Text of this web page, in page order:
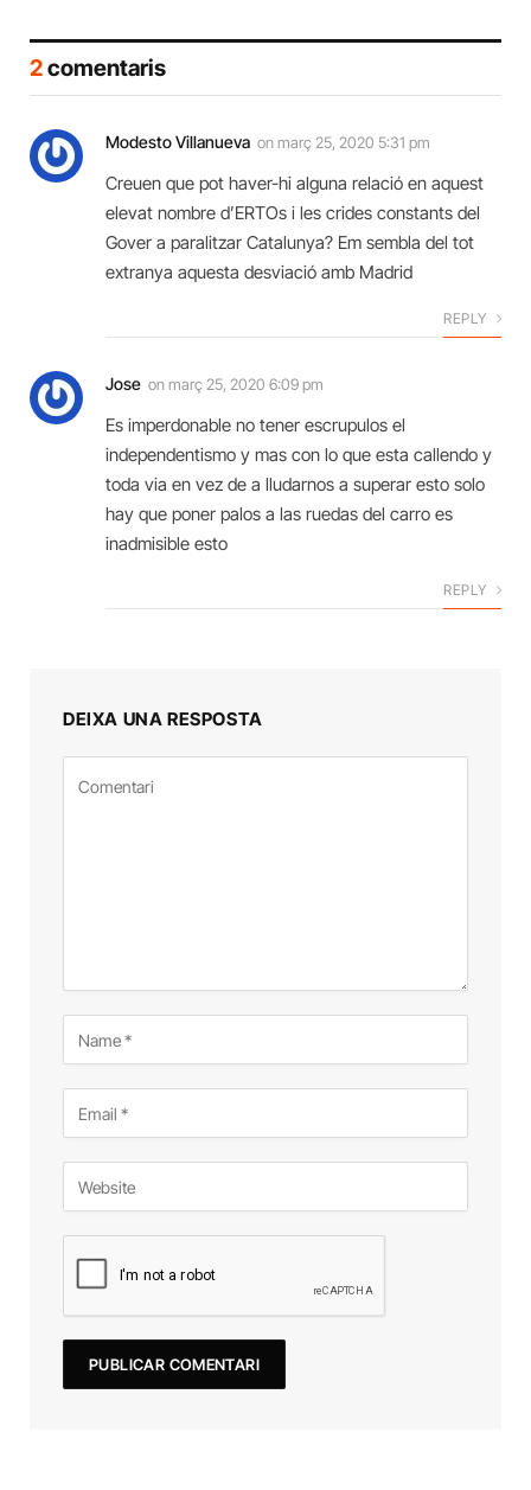
2comentaris
Modesto Villanueva onmarç 25, 2020 5:31 pm
Creuen que pot haver-hi alguna relació en aquest
elevat nombre d’ERTOs i les crides constants del
Gover a paralitzar Catalunya? Em sembla del tot
extranya aquesta desviació amb Madrid
REPLY
Jose onmarç 25, 2020 6:09 pm
Es imperdonable no tener escrupulos el
independentismo y mas con lo que esta callendo y
toda via en vez de a lludarnos a superar esto solo
hay que poner palos a las ruedas del carro es
inadmisible esto
REPLY
DEIXA UNA RESPOSTA